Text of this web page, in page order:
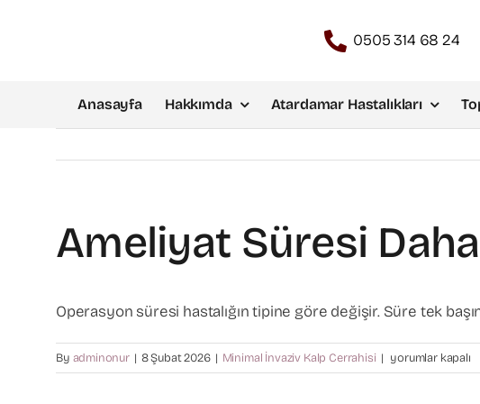
0505 314 68 24
Anasayfa Hakkımda Atardamar Hastalıkları
Ameliyat Süresi Daha
Operasyon süresi hastalığın tipine göre değişir. Süre tek
By adminonur | 8 Şubat 2026 | Minimal İnvaziv Kalp Cerrahisi | Ameliyat
süresi
yorumlar kapalı